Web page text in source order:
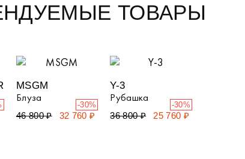
ТОВАРЫ
MSGM
Блуза
46 800 ₽ 32 760 ₽
-30%
Y-3
Рубашка
36 800 ₽ 25 760 ₽
-30%